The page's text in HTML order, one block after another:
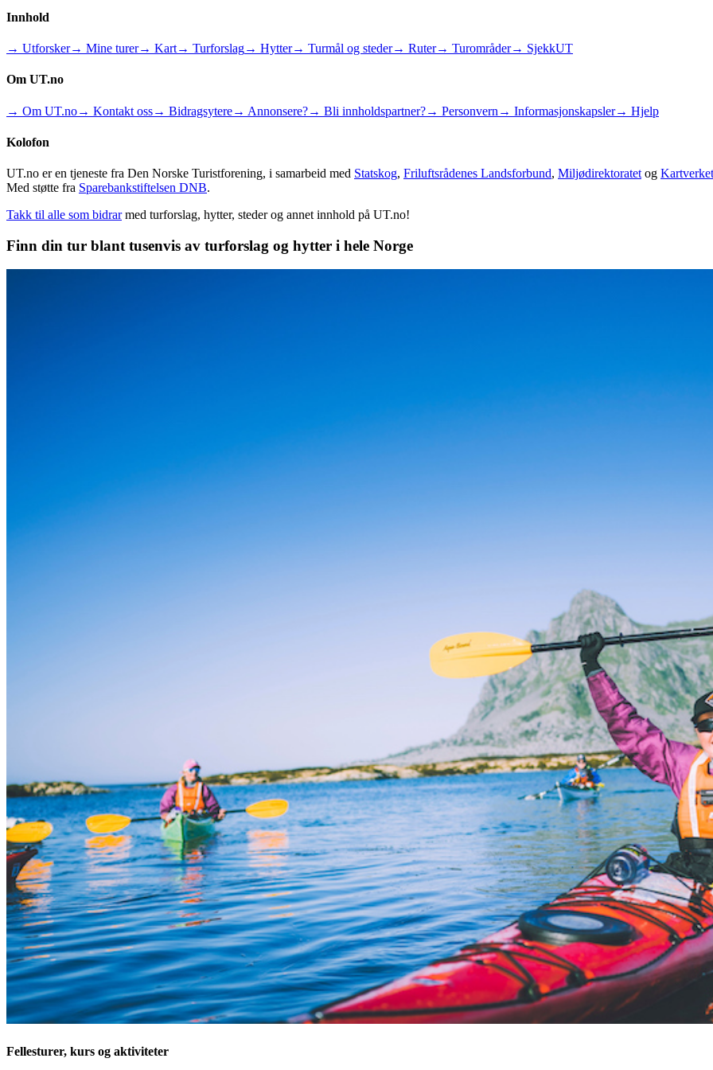
Innhold
→ Utforsker→ Mine turer→ Kart→ Turforslag→ Hytter→ Turmål og steder→ Ruter→ Turområder→ SjekkUT
Om UT.no
→ Om UT.no→ Kontakt oss→ Bidragsytere→ Annonsere?→ Bli innholdspartner?→ Personvern → Informasjonskapsler→ Hjelp
Kolofon
UT.no er en tjeneste fra Den Norske Turistforening, i samarbeid med Statskog, Friluftsrådenes Landsforbund, Miljødirektoratet og Kartverket
Med støtte fra Sparebankstiftelsen DNB.
Takk til alle som bidrar med turforslag, hytter, steder og annet innhold på UT.no!
Finn din tur blant tusenvis av turforslag og hytter i hele Norge
Fellesturer, kurs og aktiviteter